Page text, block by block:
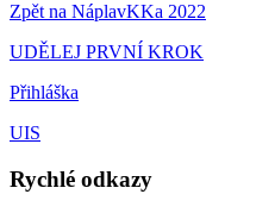
Zpět na NáplavKKa 2022
UDĚLEJ PRVNÍ KROK
Přihláška
UIS
Rychlé odkazy